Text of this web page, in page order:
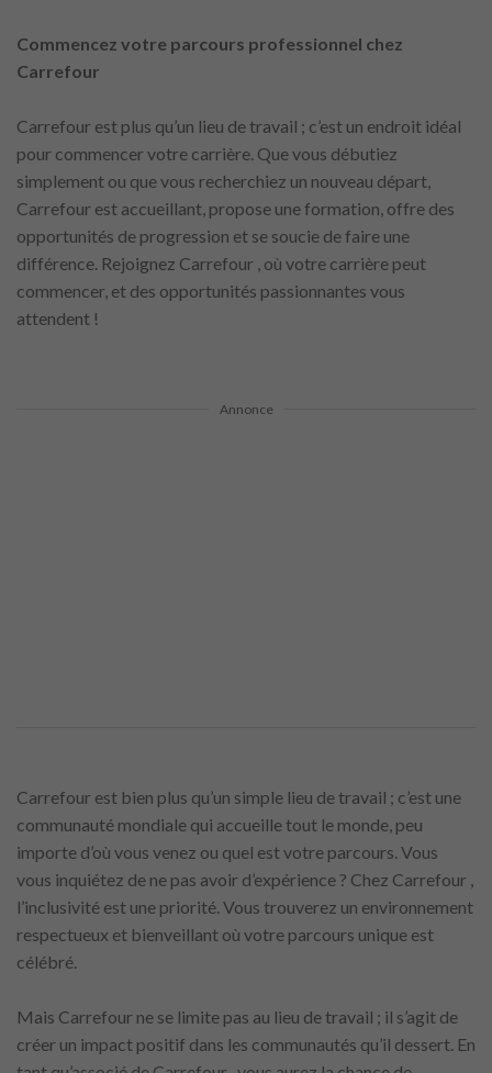
Commencez votre parcours professionnel chez
Carrefour
Carrefour est plus qu’un lieu de travail ; c’est un endroit idéal
pour commencer votre carrière. Que vous débutiez
simplement ou que vous recherchiez un nouveau départ,
Carrefour est accueillant, propose une formation, offre des
opportunités de progression et se soucie de faire une
différence. Rejoignez Carrefour , où votre carrière peut
commencer, et des opportunités passionnantes vous
attendent !
Annonce
Carrefour est bien plus qu’un simple lieu de travail ; c’est une
communauté mondiale qui accueille tout le monde, peu
importe d’où vous venez ou quel est votre parcours. Vous
vous inquiétez de ne pas avoir d’expérience ? Chez Carrefour ,
l’inclusivité est une priorité. Vous trouverez un environnement
respectueux et bienveillant où votre parcours unique est
célébré.
Mais Carrefour ne se limite pas au lieu de travail ; il s’agit de
créer un impact positif dans les communautés qu’il dessert. En